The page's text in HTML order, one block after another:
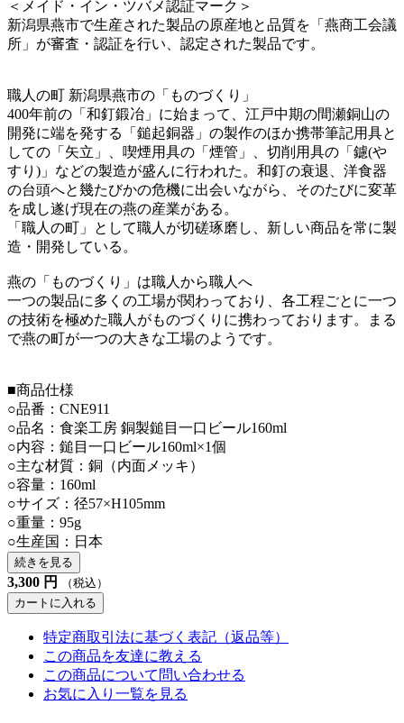
＜メイド・イン・ツバメ認証マーク＞
新潟県燕市で生産された製品の原産地と品質を「燕商工会議
所」が審査・認証を行い、認定された製品です。
職人の町 新潟県燕市の「ものづくり」
400年前の「和釘鍛冶」に始まって、江戸中期の間瀬銅山の
開発に端を発する「鎚起銅器」の製作のほか携帯筆記用具と
しての「矢立」、喫煙用具の「煙管」、切削用具の「鑢(や
すり)」などの製造が盛んに行われた。和釘の衰退、洋食器
の台頭へと幾たびかの危機に出会いながら、そのたびに変革
を成し遂げ現在の燕の産業がある。
「職人の町」として職人が切磋琢磨し、新しい商品を常に製
造・開発している。
燕の「ものづくり」は職人から職人へ
一つの製品に多くの工場が関わっており、各工程ごとに一つ
の技術を極めた職人がものづくりに携わっております。まる
で燕の町が一つの大きな工場のようです。
■商品仕様
○品番：CNE911
○品名：食楽工房 銅製鎚目一口ビール160ml
○内容：鎚目一口ビール160ml×1個
○主な材質：銅（内面メッキ）
○容量：160ml
○サイズ：径57×H105mm
○重量：95g
○生産国：日本
続きを見る
3,300 円
（税込）
カートに入れる
特定商取引法に基づく表記（返品等）
この商品を友達に教える
この商品について問い合わせる
お気に入り一覧を見る